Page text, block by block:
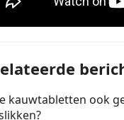
kauwtabletten ook